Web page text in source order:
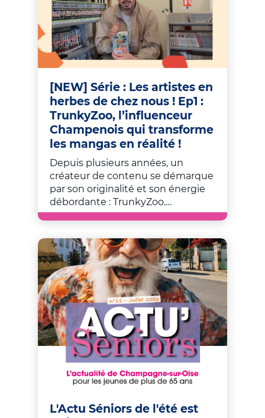
[NEW] Série : Les artistes en
herbes de chez nous ! Ep1 :
TrunkyZoo, l’influenceur
Champenois qui transforme
les mangas en réalité !
Depuis plusieurs années, un
créateur de contenu se démarque
par son originalité et son énergie
débordante : TrunkyZoo.…
L'Actu Séniors de l'été est